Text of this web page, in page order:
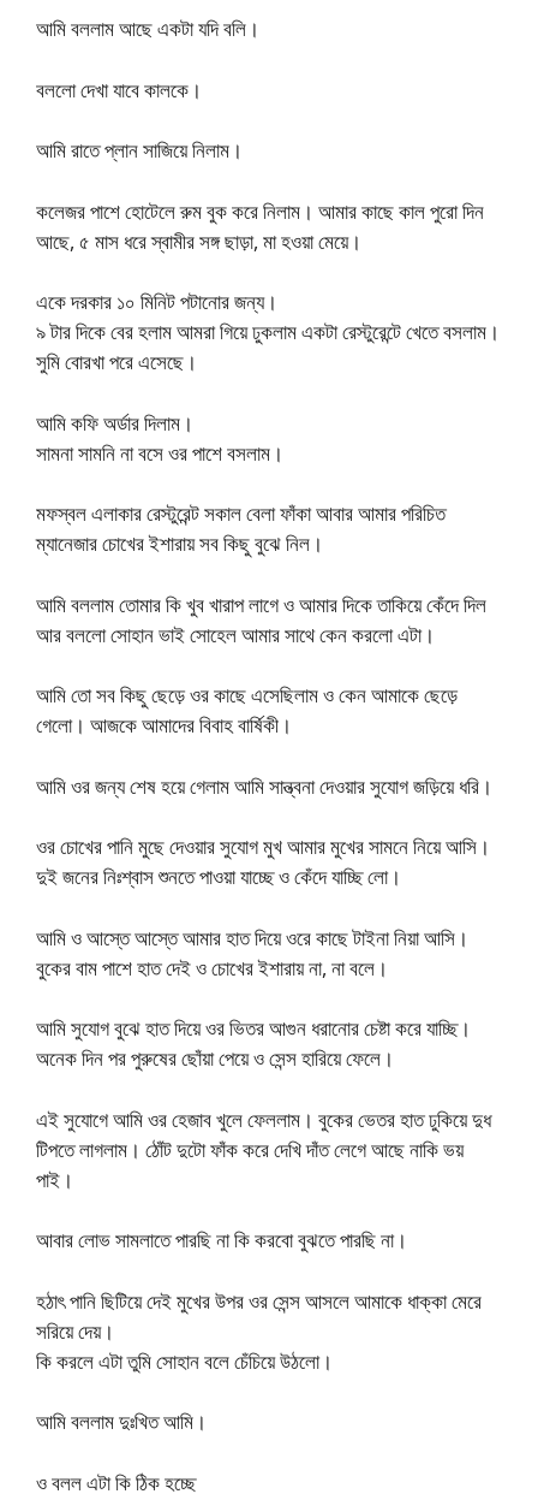
আমি বললাম আছে একটা যদি বলি।
বললো দেখা যাবে কালকে।
আমি রাতে প্লান সাজিয়ে নিলাম।
কলেজর পাশে হোটেলে রুম বুক করে নিলাম। আমার কাছে কাল পুরো দিন
আছে, ৫ মাস ধরে স্বামীর সঙ্গ ছাড়া, মা হওয়া মেয়ে।
একে দরকার ১০ মিনিট পটানোর জন্য।
৯ টার দিকে বের হলাম আমরা গিয়ে ঢুকলাম একটা রেস্টুরেন্টে খেতে বসলাম।
সুমি বোরখা পরে এসেছে।
আমি কফি অর্ডার দিলাম।
সামনা সামনি না বসে ওর পাশে বসলাম।
মফস্বল এলাকার রেস্টুরেন্ট সকাল বেলা ফাঁকা আবার আমার পরিচিত
ম্যানেজার চোখের ইশারায় সব কিছু বুঝে নিল।
আমি বললাম তোমার কি খুব খারাপ লাগে ও আমার দিকে তাকিয়ে কেঁদে দিল
আর বললো সোহান ভাই সোহেল আমার সাথে কেন করলো এটা।
আমি তো সব কিছু ছেড়ে ওর কাছে এসেছিলাম ও কেন আমাকে ছেড়ে
গেলো। আজকে আমাদের বিবাহ বার্ষিকী।
আমি ওর জন্য শেষ হয়ে গেলাম আমি সান্ত্বনা দেওয়ার সুযোগ জড়িয়ে ধরি।
ওর চোখের পানি মুছে দেওয়ার সুযোগ মুখ আমার মুখের সামনে নিয়ে আসি।
দুই জনের নিঃশ্বাস শুনতে পাওয়া যাচ্ছে ও কেঁদে যাচ্ছি লো।
আমি ও আস্তে আস্তে আমার হাত দিয়ে ওরে কাছে টাইনা নিয়া আসি।
বুকের বাম পাশে হাত দেই ও চোখের ইশারায় না, না বলে।
আমি সুযোগ বুঝে হাত দিয়ে ওর ভিতর আগুন ধরানোর চেষ্টা করে যাচ্ছি।
অনেক দিন পর পুরুষের ছোঁয়া পেয়ে ও সেন্স হারিয়ে ফেলে।
এই সুযোগে আমি ওর হেজাব খুলে ফেললাম। বুকের ভেতর হাত ঢুকিয়ে দুধ
টিপতে লাগলাম। ঠোঁট দুটো ফাঁক করে দেখি দাঁত লেগে আছে নাকি ভয়
পাই।
আবার লোভ সামলাতে পারছি না কি করবো বুঝতে পারছি না।
হঠাৎ পানি ছিটিয়ে দেই মুখের উপর ওর সেন্স আসলে আমাকে ধাক্কা মেরে
সরিয়ে দেয়।
কি করলে এটা তুমি সোহান বলে চেঁচিয়ে উঠলো।
আমি বললাম দুঃখিত আমি।
ও বলল এটা কি ঠিক হচ্ছে